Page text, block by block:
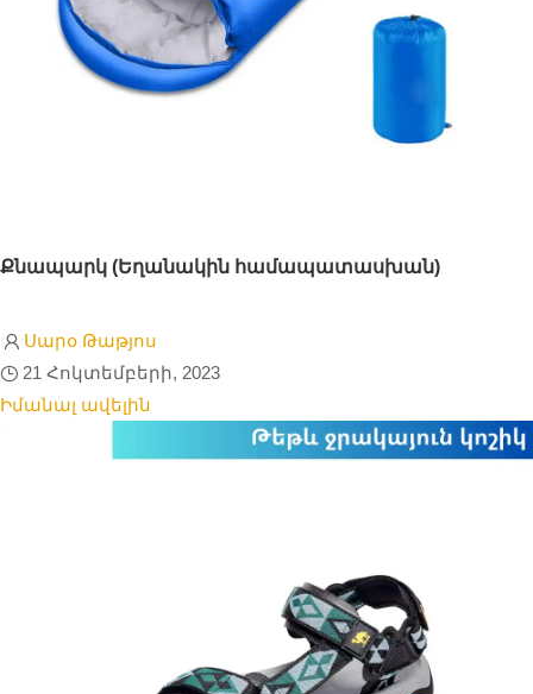
Քնապարկ (Եղանակին համապատասխան)
Սարօ Թաթյոս
21 Հոկտեմբերի, 2023
Իմանալ ավելին